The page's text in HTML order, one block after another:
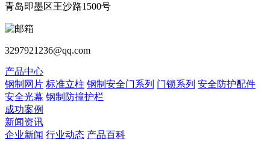
青岛即墨区王沙路1500号
3297921236@qq.com
产品中心
钢制网片 标准立柱 钢制安全门系列 门锁系列 安全防护配件
安全光幕 钢制防撞护栏
成功案例
新闻资讯
企业新闻 行业动态 产品百科